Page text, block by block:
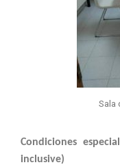
Sala
Condiciones
inclusive)